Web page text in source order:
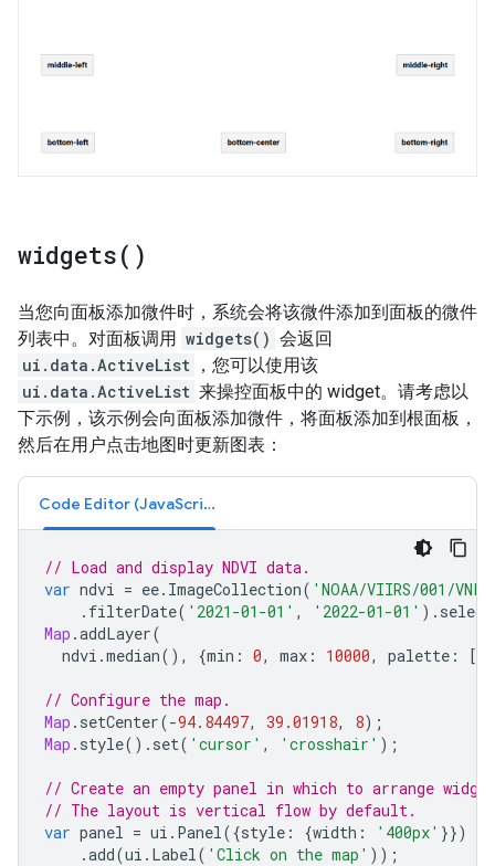
widgets( )
当您向面板添加微件时，系统会将该微件添加到面板的微件
列表中。对面板调用 widgets() 会返回
ui.data.ActiveList
，您可以使用该
ui.data.ActiveList 来操控面板中的 widget。请考虑以
下示例，该示例会向面板添加微件，将面板添加到根面板，
然后在用户点击地图时更新图表：
Code Editor (JavaScript)
// Load and display NDVI data.
var ndvi = ee. ImageCollection( 'NOAA/VIIRS/001/
. filterDate( '2021-01-01' , '2022-01-01' ). select
Map .addLayer(
ndvi .median(), {min : 0, max : 10000, palette : [
// Configure the map.
Map . setCenter(-94.84497, 39.01918, 8);
Map . style(). set( 'cursor' , 'crosshair' );
// Create an empty panel in which to arrange
// The layout is vertical flow by default.
var panel = ui . Panel ({style : {width : '400px' }})
.add(ui . Label ( 'Click on the map' ));